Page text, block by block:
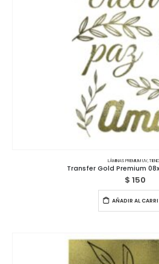
LÁMINAS PREMIUM UV,
Transfer Gold Premium
$ 150
AÑADIR AL